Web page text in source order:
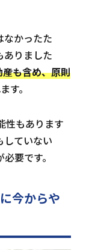
なかったた
ありました
も含め、原則
す。
性もあります
していない
要です。
今からや